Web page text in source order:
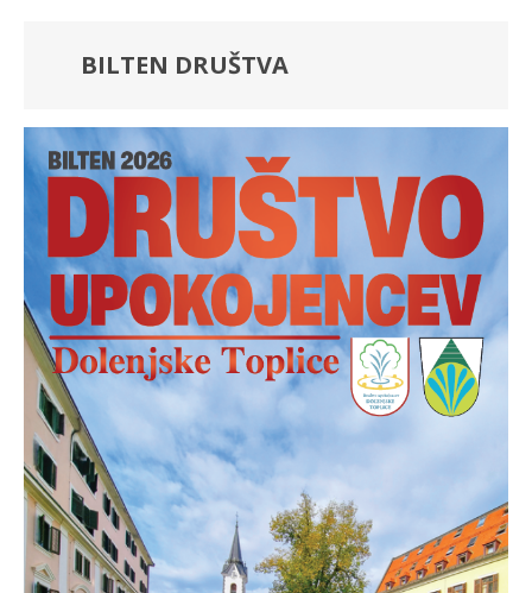
BILTEN DRUŠTVA